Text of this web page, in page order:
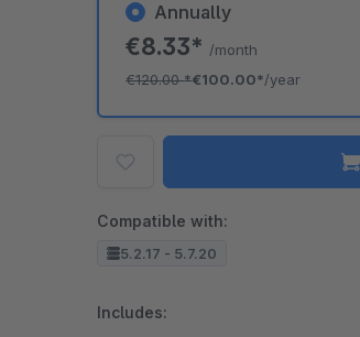
Annually
€8.33* /month
€120.00*€100.00*/year
Compatible with:
5.2.17 - 5.7.20
Includes: